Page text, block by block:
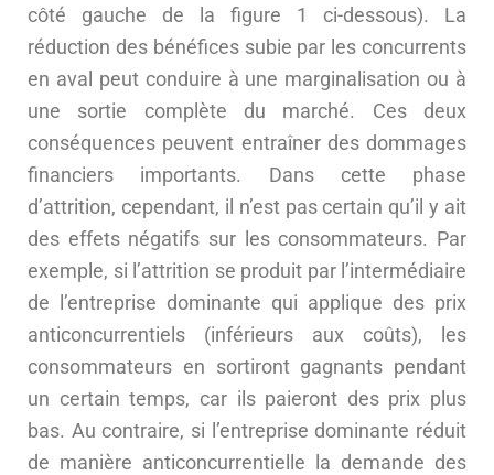
côté gauche de la figure 1 ci-dessous). La
réduction des bénéfices subie par les concurrents
en aval peut conduire à une marginalisation ou à
une sortie complète du marché. Ces deux
conséquences peuvent entraîner des dommages
financiers importants. Dans cette phase
d’attrition, cependant, il n’est pas certain qu’il y ait
des effets négatifs sur les consommateurs. Par
exemple, si l’attrition se produit par l’intermédiaire
de l’entreprise dominante qui applique des prix
anticoncurrentiels (inférieurs aux coûts), les
consommateurs en sortiront gagnants pendant
un certain temps, car ils paieront des prix plus
bas. Au contraire, si l’entreprise dominante réduit
de manière anticoncurrentielle la demande des